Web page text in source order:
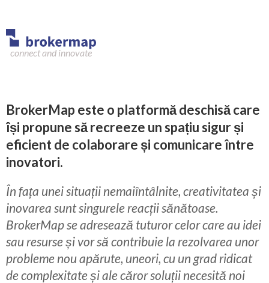
connect and innovate
BrokerMap este o platformă deschisă care
își propune să recreeze un spațiu sigur și
eficient de colaborare și comunicare între
inovatori.
În fața unei situații nemaiîntâlnite, creativitatea și
inovarea sunt singurele reacții sănătoase.
BrokerMap se adresează tuturor celor care au idei
sau resurse și vor să contribuie la rezolvarea unor
probleme nou apărute, uneori, cu un grad ridicat
de complexitate și ale căror soluții necesită noi